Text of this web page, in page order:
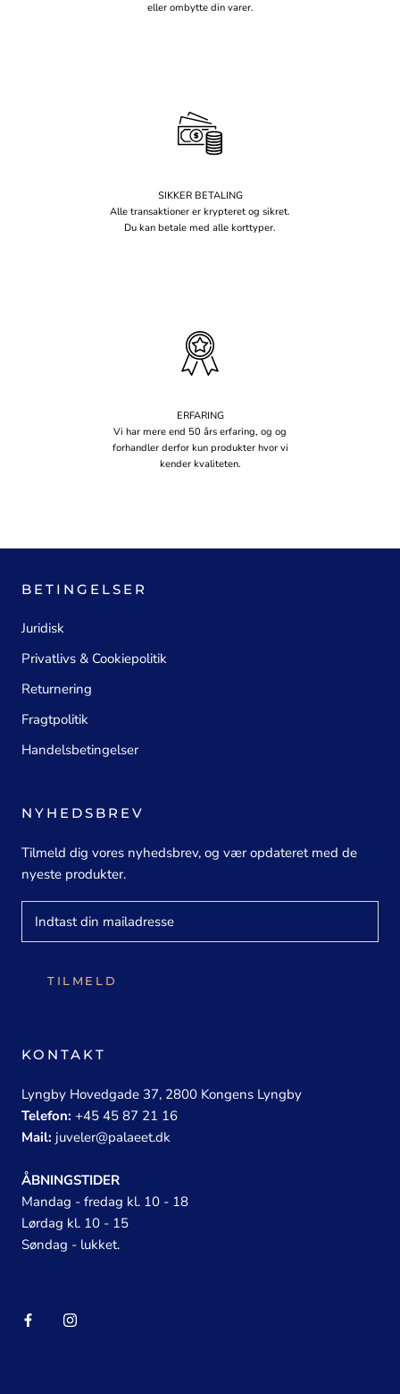
eller ombytte din varer.
SIKKER BETALING
Alle transaktioner er krypteret og sikret.
Du kan betale med alle korttyper.
ERFARING
Vi har mere end 50 års erfaring, og og
forhandler derfor kun produkter hvor vi
kender kvaliteten.
BETINGELSER
Juridisk
Privatlivs & Cookiepolitik
Returnering
Fragtpolitik
Handelsbetingelser
NYHEDSBREV
Tilmeld dig vores nyhedsbrev, og vær opdateret med de
nyeste produkter.
TILMELD
KONTAKT
Lyngby Hovedgade 37, 2800 Kongens Lyngby
Telefon: +45 45 87 21 16
Mail: juveler@palaeet.dk
ÅBNINGSTIDER
Mandag - fredag kl. 10 - 18
Lørdag kl. 10 - 15
Søndag - lukket.